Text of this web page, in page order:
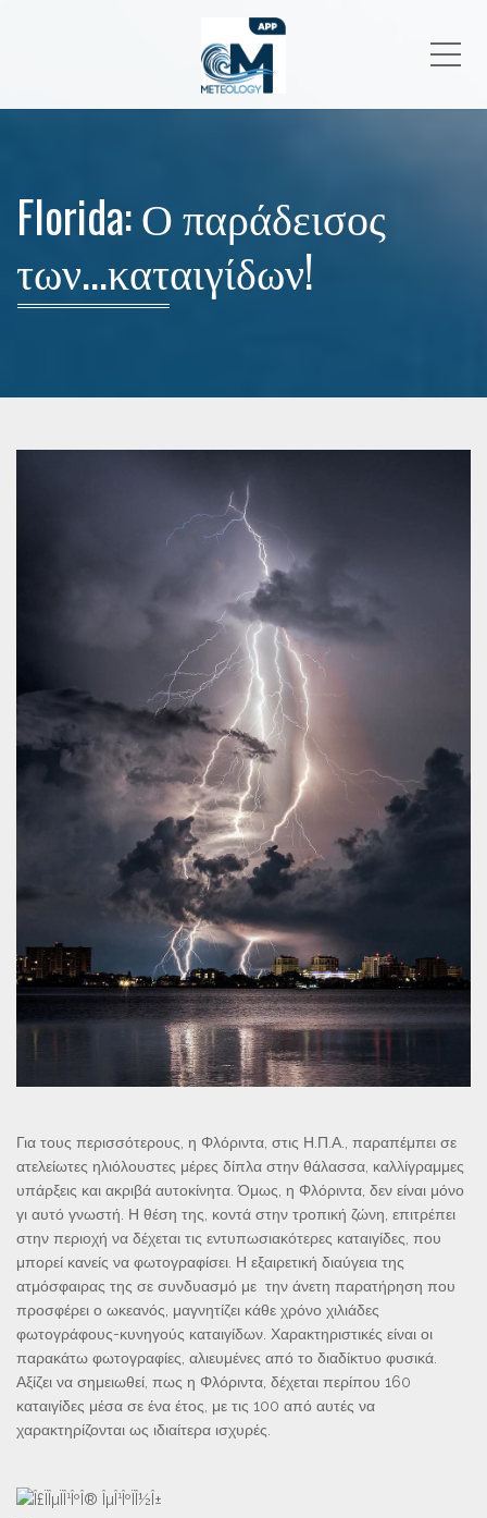
Florida: Ο παράδεισος
των...καταιγίδων!
Για τους περισσότερους, η Φλόριντα, στις Η.Π.Α., παραπέμπει σε
ατελείωτες ηλιόλουστες μέρες δίπλα στην θάλασσα, καλλίγραμμες
υπάρξεις και ακριβά αυτοκίνητα. Όμως, η Φλόριντα, δεν είναι μόνο
γι αυτό γνωστή. Η θέση της, κοντά στην τροπική ζώνη, επιτρέπει
στην περιοχή να δέχεται τις εντυπωσιακότερες καταιγίδες, που
μπορεί κανείς να φωτογραφίσει. Η εξαιρετική διαύγεια της
ατμόσφαιρας της σε συνδυασμό με την άνετη παρατήρηση που
προσφέρει ο ωκεανός, μαγνητίζει κάθε χρόνο χιλιάδες
φωτογράφους-κυνηγούς καταιγίδων. Χαρακτηριστικές είναι οι
παρακάτω φωτογραφίες, αλιευμένες από το διαδίκτυο φυσικά.
Αξίζει να σημειωθεί, πως η Φλόριντα, δέχεται περίπου 160
καταιγίδες μέσα σε ένα έτος, με τις 100 από αυτές να
χαρακτηρίζονται ως ιδιαίτερα ισχυρές.